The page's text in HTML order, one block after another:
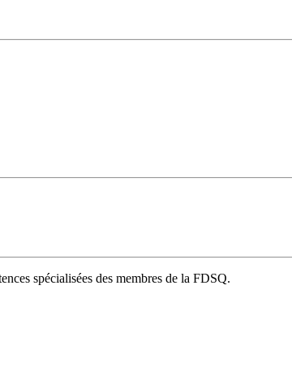
spécialisées des membres de la FDSQ.